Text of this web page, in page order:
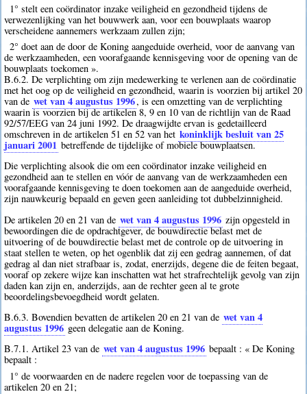
1° stelt een coördinator inzake veiligheid en gezondheid tijdens de
verwezenlijking van het bouwwerk aan, voor een bouwplaats waarop
verscheidene aannemers werkzaam zullen zijn;
2° doet aan de door de Koning aangeduide overheid, voor de aanvang van
de werkzaamheden, een voorafgaande kennisgeving voor de opening van de
bouwplaats toekomen ».
B.6.2. De verplichting om zijn medewerking te verlenen aan de coördinatie
met het oog op de veiligheid en gezondheid, waarin is voorzien bij artikel 20
van de wet van 4 augustus 1996, is een omzetting van de verplichting
waarin is voorzien bij de artikelen 8, 9 en 10 van de richtlijn van de Raad
92/57/EEG van 24 juni 1992. De draagwijdte ervan is gedetailleerd
omschreven in de artikelen 51 en 52 van het koninklijk besluit van 25
januari 2001 betreffende de tijdelijke of mobiele bouwplaatsen.
Die verplichting alsook die om een coördinator inzake veiligheid en
gezondheid aan te stellen en vóór de aanvang van de werkzaamheden een
voorafgaande kennisgeving te doen toekomen aan de aangeduide overheid,
zijn nauwkeurig bepaald en geven geen aanleiding tot dubbelzinnigheid.
De artikelen 20 en 21 van de wet van 4 augustus 1996 zijn opgesteld in
bewoordingen die de opdrachtgever, de bouwdirectie belast met de
uitvoering of de bouwdirectie belast met de controle op de uitvoering in
staat stellen te weten, op het ogenblik dat zij een gedrag aannemen, of dat
gedrag al dan niet strafbaar is, zodat, enerzijds, degene die de feiten begaat,
vooraf op zekere wijze kan inschatten wat het strafrechtelijk gevolg van zijn
daden kan zijn en, anderzijds, aan de rechter geen al te grote
beoordelingsbevoegdheid wordt gelaten.
B.6.3. Bovendien bevatten de artikelen 20 en 21 van de wet van 4
augustus 1996 geen delegatie aan de Koning.
B.7.1. Artikel 23 van de wet van 4 augustus 1996 bepaalt : « De Koning
bepaalt :
1° de voorwaarden en de nadere regelen voor de toepassing van de
artikelen 20 en 21;